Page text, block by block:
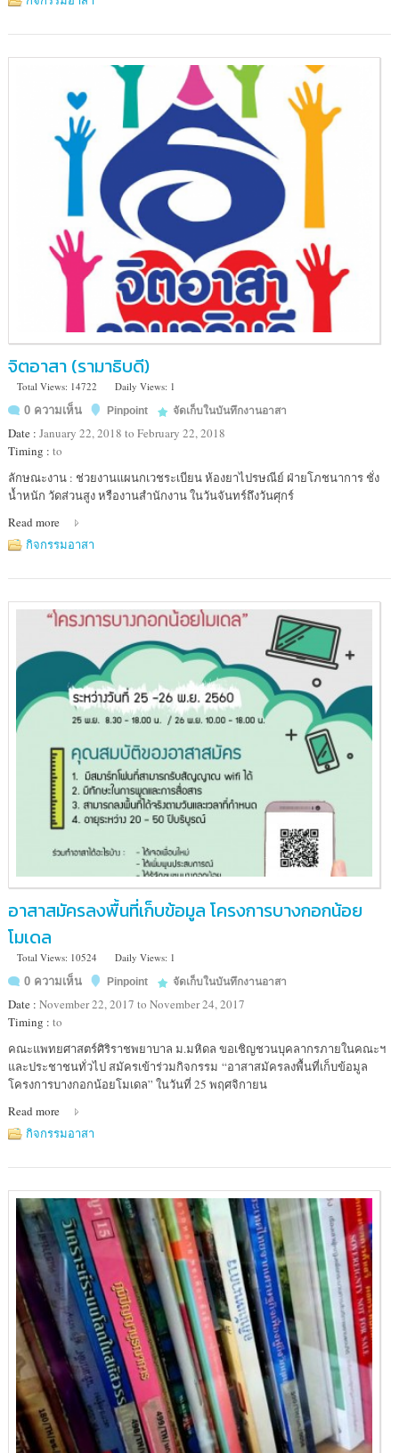
จิตอาสา (รามาธิบดี)
Total Views: 14722
Daily Views: 1
0 ความเห็น
Pinpoint จัดเก็บในบันทึกงานอาสา
Date : January 22, 2018 to February 22, 2018
Timing : to
Location
:
ลักษณะงาน : ช่วยงานแผนกเวชระเบียน ห้องยาไปรษณีย์ ฝ่ายโภชนาการ ชั่ง
น้ำหนัก วัดส่วนสูง หรืองานสำนักงาน ในวันจันทร์ถึงวันศุกร์
Read more
กิจกรรมอาสา
อาสาสมัครลงพื้นที่เก็บข้อมูล โครงการบางกอกน้อย
โมเดล
Total Views: 10524
Daily Views: 1
0 ความเห็น
Pinpoint จัดเก็บในบันทึกงานอาสา
Date : November 22, 2017 to November 24, 2017
Timing : to
Location
:
โรง
ศิริราช
คณะแพทยศาสตร์ศิริราชพยาบาล ม.มหิดล ขอเชิญชวนบุคลากรภายในคณะฯ
และประชาชนทั่วไป สมัครเข้าร่วมกิจกรรม “อาสาสมัครลงพื้นที่เก็บข้อมูล
โครงการบางกอกน้อยโมเดล” ในวันที่ 25 พฤศจิกายน
Read more
กิจกรรมอาสา